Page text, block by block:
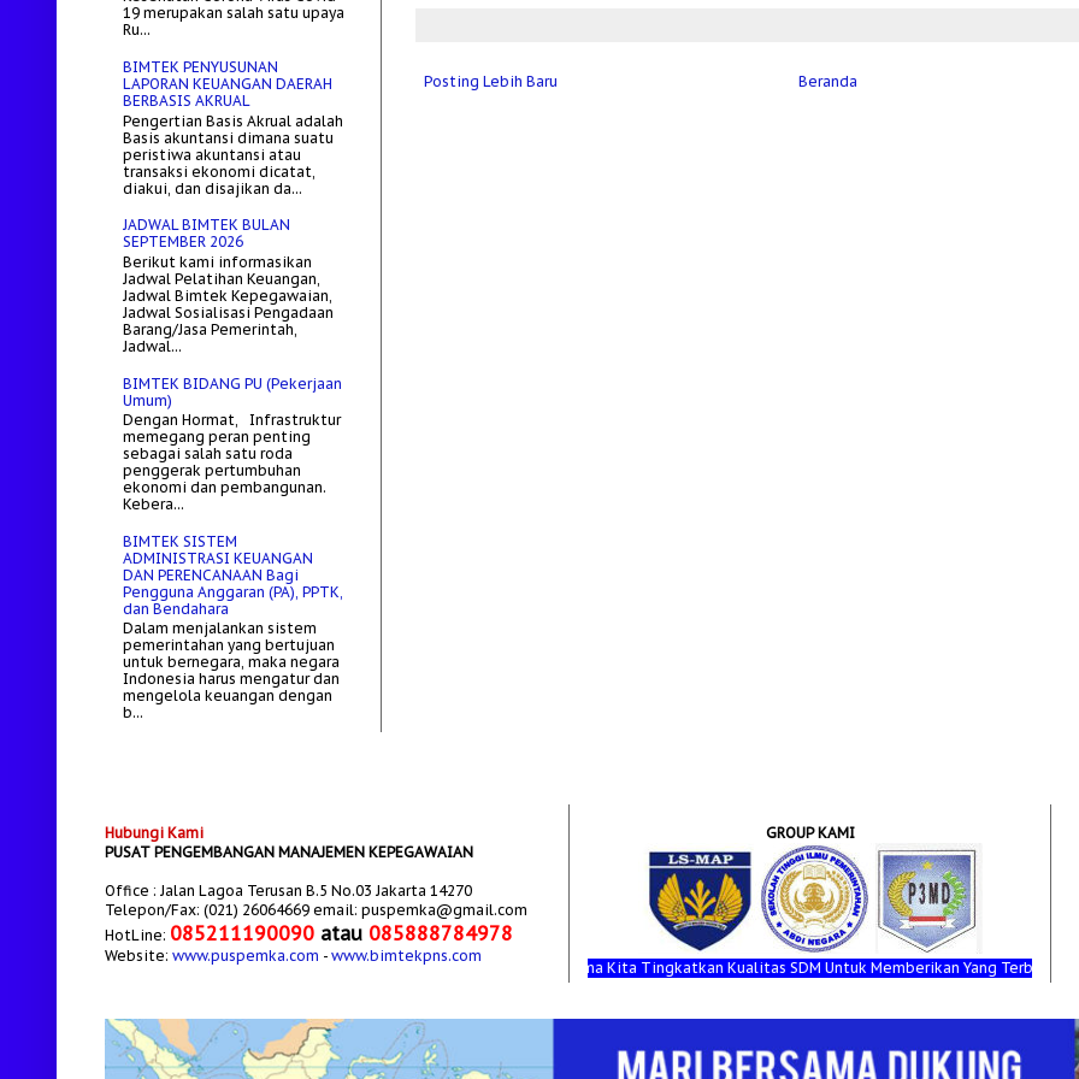
Posting Lebih Baru Beranda
19 merupakan salah satu upaya
Ru...
BIMTEK PENYUSUNAN
LAPORAN KEUANGAN DAERAH
BERBASIS AKRUAL
Pengertian Basis Akrual adalah
Basis akuntansi dimana suatu
peristiwa akuntansi atau
transaksi ekonomi dicatat,
diakui, dan disajikan da...
JADWAL BIMTEK BULAN
SEPTEMBER 2026
Berikut kami informasikan
Jadwal Pelatihan Keuangan,
Jadwal Bimtek Kepegawaian,
Jadwal Sosialisasi Pengadaan
Barang/Jasa Pemerintah,
Jadwal...
BIMTEK BIDANG PU (Pekerjaan
Umum)
Dengan Hormat, Infrastruktur
memegang peran penting
sebagai salah satu roda
penggerak pertumbuhan
ekonomi dan pembangunan.
Kebera...
BIMTEK SISTEM
ADMINISTRASI KEUANGAN
DAN PERENCANAAN Bagi
Pengguna Anggaran (PA), PPTK,
dan Bendahara
Dalam menjalankan sistem
pemerintahan yang bertujuan
untuk bernegara, maka negara
Indonesia harus mengatur dan
mengelola keuangan dengan
b...
Hubungi Kami
PUSAT PENGEMBANGAN MANAJEMEN KEPEGAWAIAN
Office : Jalan Lagoa Terusan B.5 No.03 Jakarta 14270
Telepon/Fax: (021) 26064669 email: puspemka@gmail.com
HotLine: 085211190090 atau 085888784978
Website: www.puspemka.com - www.bimtekpns.com
GROUP KAMI
" PUSAT PENGEMBANGAN MANAJEMEN KEPEGAWAIAN ".. Bersama Kita Tingkatkan Kualitas SDM Untuk Memberikan Yang Terbaik Bagi